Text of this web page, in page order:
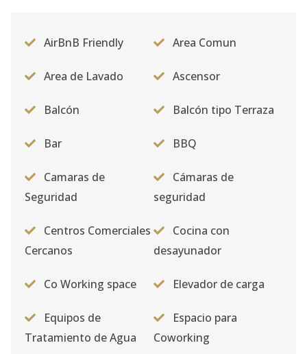
AirBnB Friendly Area Comun
Area de Lavado Ascensor
Balcón Balcón tipo Terraza
Bar BBQ
Camaras de
Seguridad
Cámaras de
seguridad
Centros Comerciales
Cercanos
Cocina con
desayunador
Co Working space Elevador de carga
Equipos de
Tratamiento de Agua
Espacio para
Coworking